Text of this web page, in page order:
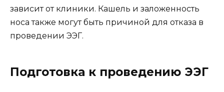
зависит от клиники. Кашель и заложенность
носа также могут быть причиной для отказа в
проведении ЭЭГ.
Подготовка к проведению ЭЭГ